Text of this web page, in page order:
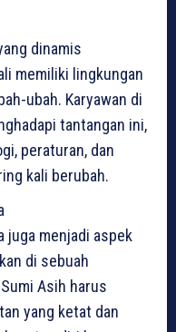
dinamis
memiliki lingkungan
ubah. Karyawan di
tantangan ini,
peraturan, dan
kali berubah.
juga menjadi aspek
di sebuah
Asih harus
yang ketat dan